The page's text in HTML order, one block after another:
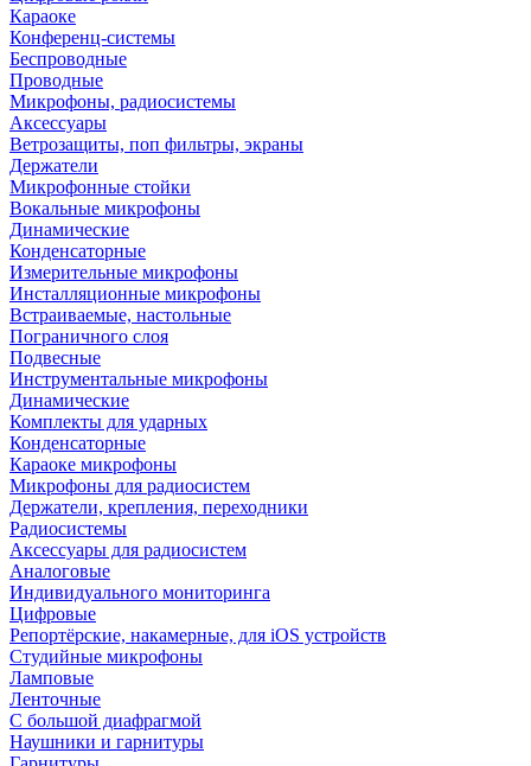
Караоке
Конференц-системы
Беспроводные
Проводные
Микрофоны, радиосистемы
Аксессуары
Ветрозащиты, поп фильтры, экраны
Держатели
Микрофонные стойки
Вокальные микрофоны
Динамические
Конденсаторные
Измерительные микрофоны
Инсталляционные микрофоны
Встраиваемые, настольные
Пограничного слоя
Подвесные
Инструментальные микрофоны
Динамические
Комплекты для ударных
Конденсаторные
Караоке микрофоны
Микрофоны для радиосистем
Держатели, крепления, переходники
Радиосистемы
Аксессуары для радиосистем
Аналоговые
Индивидуального мониторинга
Цифровые
Репортёрские, накамерные, для iOS устройств
Студийные микрофоны
Ламповые
Ленточные
С большой диафрагмой
Наушники и гарнитуры